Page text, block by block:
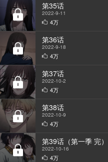
第35话
2022-9-11
4万
第36话
2022-9-18
4万
第37话
2022-10-2
4万
第38话
2022-10-9
4万
第39话（第一季 完）
2022-10-16
4万